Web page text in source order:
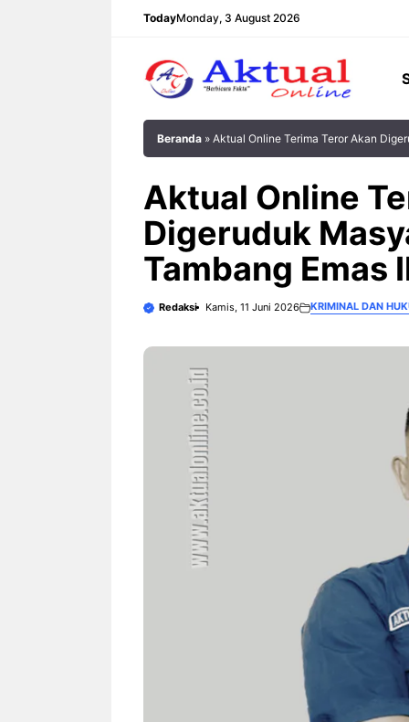
TodayMonday, 3 August 2026
Beranda » ‎Aktual Online Terima Teror Akan
‎Aktual Online
Digeruduk
Tambang Emas
Redaksi Kamis, 11 Juni 2026 KRIMINAL DAN